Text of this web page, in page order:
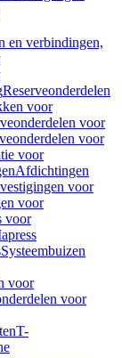
en verbindingen,
Reserveonderdelen
voor
voor
voor
voor
Afdichtingen
voor
voor
voor
Systeembuizen
voor
voor
T-